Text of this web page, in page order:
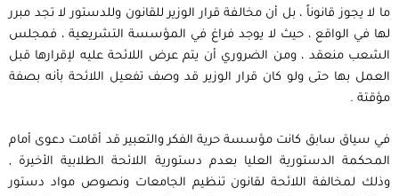
ما لا يجوز قانوناً ، بل أن مخالفة قرار الوزير للقانون وللدستور لا تجد مبرر
لها في الواقع ، حيث لا يوجد فراغ في المؤسسة التشريعية ، فمجلس
الشعب منعقد ، ومن الضروري أن يتم عرض اللائحة عليه لإقرارها قبل
العمل بها حتى ولو كان قرار الوزير قد وصف تفعيل اللائحة بأنه بصفة
مؤقتة .
في سياق سابق كانت مؤسسة حرية الفكر والتعبير قد أقامت دعوى أمام
المحكمة الدستورية العليا بعدم دستورية اللائحة الطلابية الأخيرة ,
وذلك لمخالفة اللائحة لقانون تنظيم الجامعات ونصوص مواد دستور